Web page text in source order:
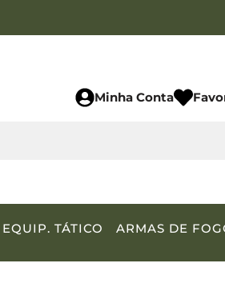
Minha Conta
EQUIP. TÁTICO ARMAS DE